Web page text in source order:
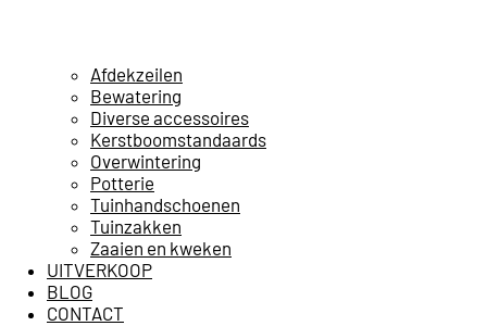
Afdekzeilen
Bewatering
Diverse accessoires
Kerstboomstandaards
Overwintering
Potterie
Tuinhandschoenen
Tuinzakken
Zaaien en kweken
UITVERKOOP
BLOG
CONTACT